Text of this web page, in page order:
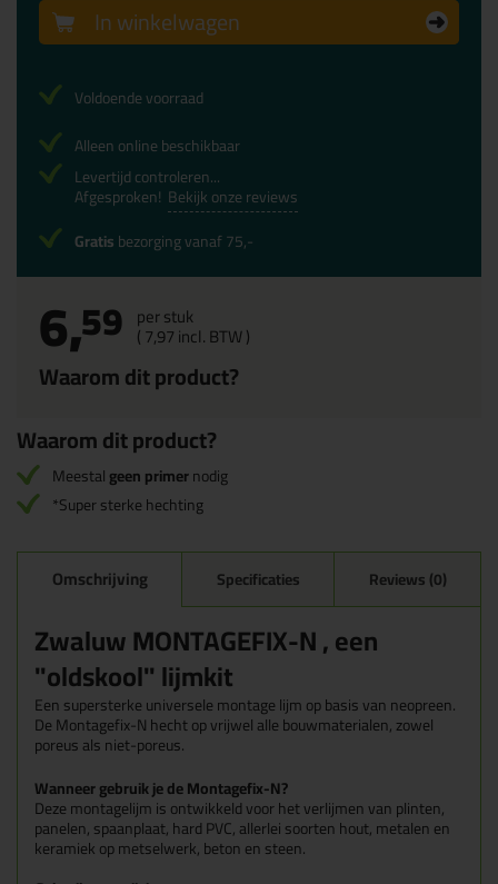
6,59 per stuk
(7,97incl. BTW )
Waarom dit product?
In winkelwagen
Voldoende voorraad
Alleen online beschikbaar
Levertijd controleren...
Afgesproken! Bekijk onze reviews
Gratisbezorging vanaf 75,-
Waarom dit product?
Meestalgeen primernodig
*Super sterke hechting
Omschrijving Specificaties Reviews (0)
Zwaluw MONTAGEFIX-N , een
"oldskool" lijmkit
Een supersterke universele montage lijm op basis van neopreen.
De Montagefix-N hecht op vrijwel alle bouwmaterialen, zowel
poreus als niet-poreus.
Wanneer gebruik je de Montagefix-N?
Deze montagelijm is ontwikkeld voor het verlijmen van plinten,
panelen, spaanplaat, hard PVC, allerlei soorten hout, metalen en
keramiek op metselwerk, beton en steen.